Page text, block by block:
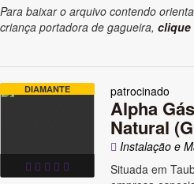
Para baixar o arquivo contendo
criança portadora de gagueira, clique
DIAMANTE patrocinado
Alpha
Natural
Instalação e
Situada em